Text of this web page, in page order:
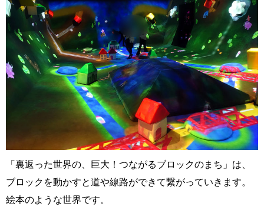
「裏返った世界の、巨大！つながるブロックのまち」は、
ブロックを動かすと道や線路ができて繋がっていきます。
絵本のような世界です。